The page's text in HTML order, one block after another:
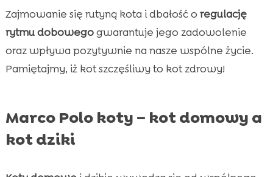
Zajmowanie się rutyną kota i dbałość o regulację
rytmu dobowegogwarantuje jego zadowolenie
oraz wpływa pozytywnie na nasze wspólne życie.
Pamiętajmy, iż kot szczęśliwy to kot zdrowy!
Marco Polo koty – kot domowy a
kot dziki